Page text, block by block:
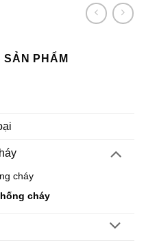
SẢN PHẨM
cháy
cháy